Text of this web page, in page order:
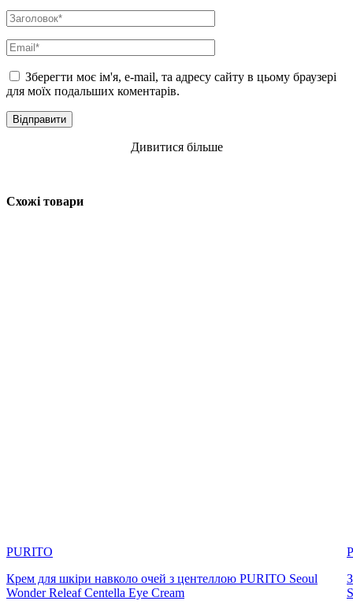
Зберегти моє ім'я, e-mail, та адресу сайту в цьому браузері
для моїх подальших коментарів.
Дивитися більше
Схожі товари
PURITO
Крем для шкіри навколо очей з центеллою PURITO Seoul
Wonder Releaf Centella Eye Cream